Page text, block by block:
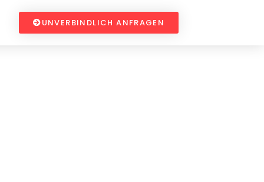
UNVERBINDLICH ANFRAGEN